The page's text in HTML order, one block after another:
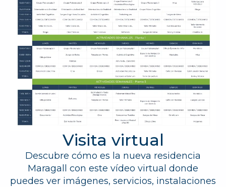
Visita virtual
Descubre cómo es la nueva residencia
Maragall con este vídeo virtual donde
puedes ver imágenes, servicios, instalaciones